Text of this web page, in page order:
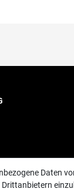
Daten
Drittanbietern